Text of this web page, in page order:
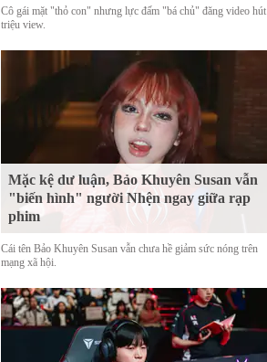
Cô gái mặt "thỏ con" nhưng lực đấm "bá chủ" đăng video hút
triệu view.
Mặc kệ dư luận, Bảo Khuyên Susan vẫn
"biến hình" người Nhện ngay giữa rạp
phim
Cái tên Bảo Khuyên Susan vẫn chưa hề giảm sức nóng trên
mạng xã hội.